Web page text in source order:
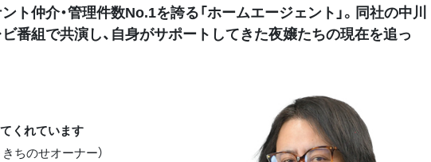
ト仲介・管理件数No.1を誇る「ホームエージェント」。同社の中川
番組で共演し、自身がサポートしてきた夜嬢たちの現在を追っ
くれています
ちのせオーナー）